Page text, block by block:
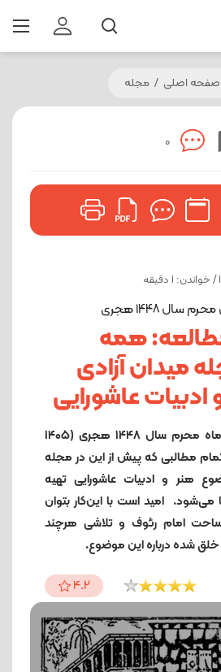
صفحه اصلی / مجله
0
۱۴۴۸ هجری
همه
میدان آزادی
ادبیات عاشورایی
به بهانه فرا رسیدن ماه محرم سال ۱۴۴۸ هجری (۱۴۰۵
مطالبی که پیش از این در مجله
هنر و ادبیات عاشورایی تهیه‌
می‌شود. امید است با این‌کار بتوان
امام رئوف و تلاشی هرچند
شده درباره‌ این موضوع.
4.2